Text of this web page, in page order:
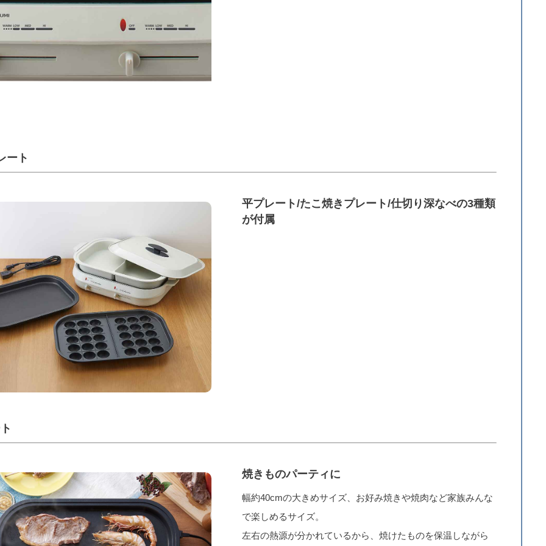
ート
平プレート/たこ焼きプレート/仕切り深なべの3種類
が付属
焼きものパーティに
幅約40cmの大きめサイズ、お好み焼きや焼肉など家族みんな
で楽しめるサイズ。
左右の熱源が分かれているから、焼けたものを保温しながら